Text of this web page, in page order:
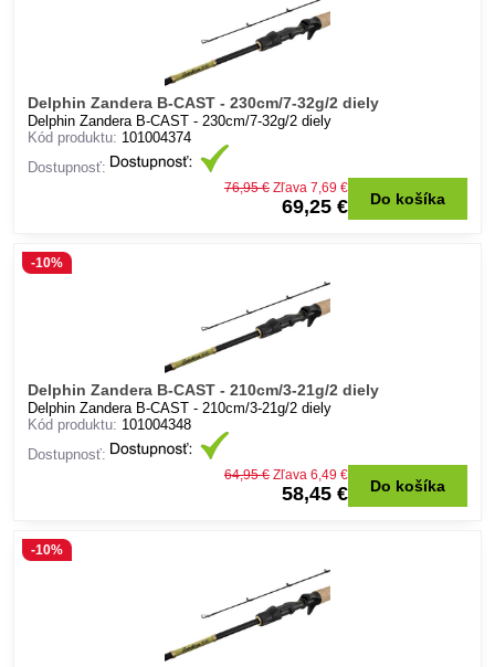
Delphin Zandera B-CAST - 230cm/7-32g/2 diely
Delphin Zandera B-CAST - 230cm/7-32g/2 diely
Kód produktu: 101004374
Dostupnosť:
69,25 €
76,95 € Zľava 7,69 €
Do košíka
Delphin Zandera B-CAST - 210cm/3-21g/2 diely
-10%
Delphin Zandera B-CAST - 210cm/3-21g/2 diely
Kód produktu: 101004348
Dostupnosť:
58,45 €
64,95 € Zľava 6,49 €
Do košíka
-10%